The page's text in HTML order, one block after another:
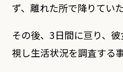
ず、離れた所で降りてい
その後、3日間に亘り、
視し生活状況を調査する